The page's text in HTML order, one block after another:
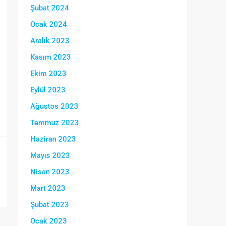
Şubat 2024
Ocak 2024
Aralık 2023
Kasım 2023
Ekim 2023
Eylül 2023
Ağustos 2023
Temmuz 2023
Haziran 2023
Mayıs 2023
Nisan 2023
Mart 2023
Şubat 2023
Ocak 2023